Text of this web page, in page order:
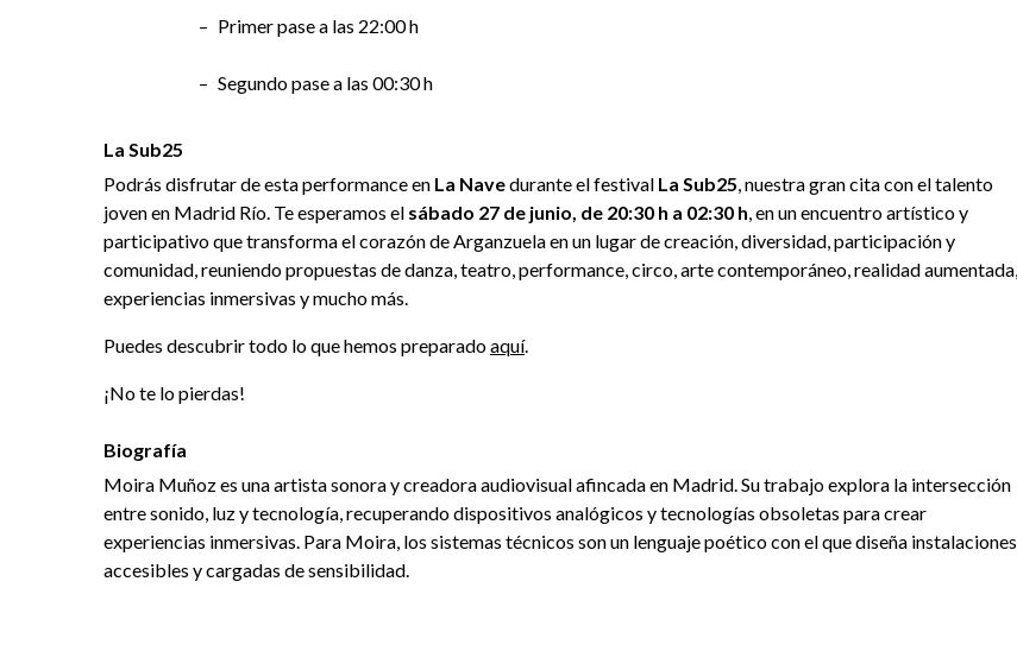
Primer pase a las 22:00 h
Segundo pase a las 00:30 h
La Sub25
Podrás disfrutar de esta performance en La Navedurante el festival La Sub25 , nuestra gran cita con el talento
joven en Madrid Río. Te esperamos el sábado 27 de junio, de 20:30 h a 02:30 h , en un encuentro artístico y
participativo que transforma el corazón de Arganzuela en un lugar de creación, diversidad, participación y
comunidad, reuniendo propuestas de danza, teatro, performance, circo, arte contemporáneo, realidad aumentada,
experiencias inmersivas y mucho más.
Puedes descubrir todo lo que hemos preparadoaquí.
¡No te lo pierdas!
Biografía
Moira Muñoz es una artista sonora y creadora audiovisual afincada en Madrid. Su trabajo explora la intersección
entre sonido, luz y tecnología, recuperando dispositivos analógicos y tecnologías obsoletas para crear
experiencias inmersivas. Para Moira, los sistemas técnicos son un lenguaje poético con el que diseña instalaciones
accesibles y cargadas de sensibilidad.